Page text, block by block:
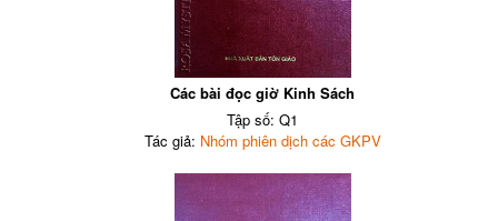
Các bài đọc giờ Kinh Sách
Tập số: Q1
Tác giả: Nhóm phiên dịch các GKPV